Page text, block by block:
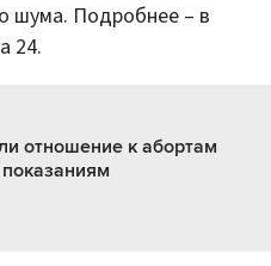
шума. Подробнее – в
24.
отношение к абортам